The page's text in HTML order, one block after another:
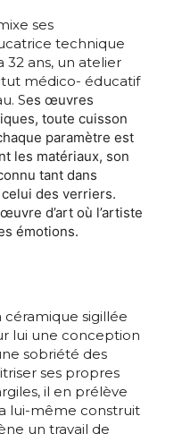
ses
technique
32 ans, un atelier
médico- éducatif
Ses œuvres
toute cuisson
paramètre est
les matériaux, son
tant dans
des verriers.
d’art où l’artiste
émotions.
céramique sigillée
lui une conception
sobriété des
ses propres
il en prélève
lui-même construit
un travail de